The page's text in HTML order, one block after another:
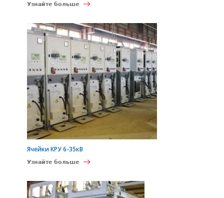
Узнайте больше
Ячейки КРУ 6-35кВ
Узнайте больше